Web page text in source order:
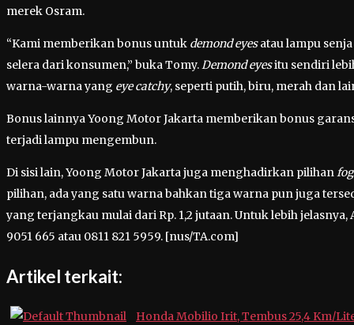
merek Osram.
“Kami memberikan bonus untuk demond eyesatau lampu
selera dari konsumen,” buka Tomy.Demond eyesitu sendiri
warna-warna yang eye catchy, seperti putih, biru, merah dan
Bonus lainnya Yoong Motor Jakarta memberikan bonus
terjadi lampu mengembun.
Di sisi lain, Yoong Motor Jakarta juga menghadirkan pilihan
pilihan, ada yang satu warna bahkan tiga warna pun juga
yang terjangkau mulai dari Rp. 1,2 jutaan. Untuk lebih jelasnya,
9051 665 atau 0811 821 5959. [nus/TA.com]
Artikel terkait:
Honda Mobilio Irit, Tembus 25,4 Km/